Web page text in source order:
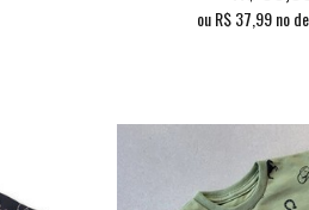
ou R$37,99no